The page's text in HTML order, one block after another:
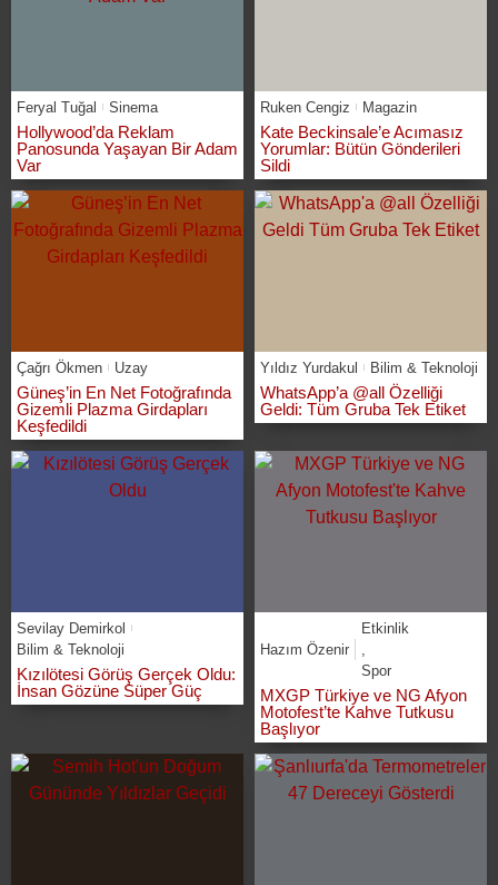
Feryal Tuğal Sinema
Hollywood’da Reklam
Panosunda Yaşayan Bir Adam
Var
Ruken Cengiz Magazin
Kate Beckinsale’e Acımasız
Yorumlar: Bütün Gönderileri
Sildi
Çağrı Ökmen Uzay
Güneş’in En Net Fotoğrafında
Gizemli Plazma Girdapları
Keşfedildi
Yıldız Yurdakul Bilim & Teknoloji
WhatsApp’a @all Özelliği
Geldi: Tüm Gruba Tek Etiket
Sevilay Demirkol
Bilim & Teknoloji
Kızılötesi Görüş Gerçek Oldu:
İnsan Gözüne Süper Güç
Hazım Özenir
Etkinlik
Spor
MXGP Türkiye ve NG Afyon
Motofest’te Kahve Tutkusu
Başlıyor